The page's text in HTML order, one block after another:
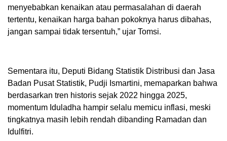
menyebabkan kenaikan atau permasalahan di daerah
tertentu, kenaikan harga bahan pokoknya harus dibahas,
jangan sampai tidak tersentuh,” ujar Tomsi.
Sementara itu, Deputi Bidang Statistik Distribusi dan Jasa
Badan Pusat Statistik, Pudji Ismartini, memaparkan bahwa
berdasarkan tren historis sejak 2022 hingga 2025,
momentum Iduladha hampir selalu memicu inflasi, meski
tingkatnya masih lebih rendah dibanding Ramadan dan
Idulfitri.